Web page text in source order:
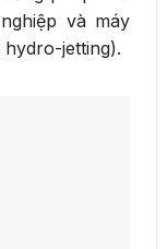
và máy
jetting).